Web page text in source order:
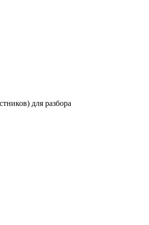
для разбора